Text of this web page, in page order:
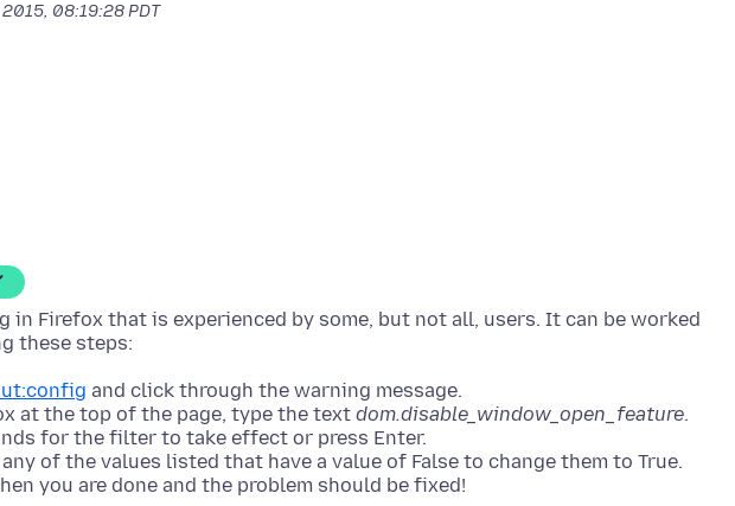
08:19:28 PDT
in Firefox that is experienced by some, but not all, users. It can be worked
and click through the warning message.
at the top of the page, type the text dom.disable_window_open_feature.
for the filter to take effect or press Enter.
of the values listed that have a value of False to change them to True.
you are done and the problem should be fixed!